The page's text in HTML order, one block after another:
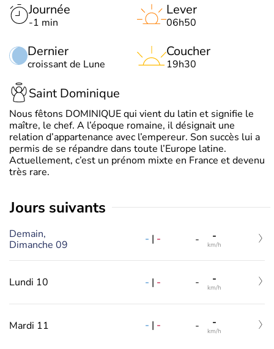
Journée
-1 min
Dernier
croissant de Lune
Lever
06h50
Coucher
19h30
Saint Dominique
Nous fêtons DOMINIQUE qui vient du latin et signifie le
maître, le chef. A l’époque romaine, il désignait une
relation d’appartenance avec l’empereur. Son succès lui a
permis de se répandre dans toute l’Europe latine.
Actuellement, c’est un prénom mixte en France et devenu
très rare.
jours suivants
Demain,
Dimanche 09
- | - - -
km/h
Lundi 10 - | - - -
km/h
Mardi 11 - | - - -
km/h